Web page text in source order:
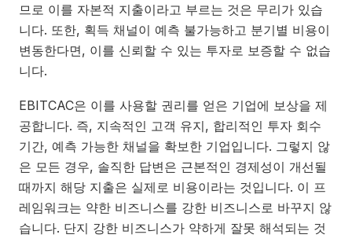
므로 이를 자본적 지출이라고 부르는 것은 무리가 있습
니다. 또한, 획득 채널이 예측 불가능하고 분기별 비용이
변동한다면, 이를 신뢰할 수 있는 투자로 보증할 수 없습
니다.
EBITCAC은 이를 사용할 권리를 얻은 기업에 보상을 제
공합니다. 즉, 지속적인 고객 유지, 합리적인 투자 회수
기간, 예측 가능한 채널을 확보한 기업입니다. 그렇지 않
은 모든 경우, 솔직한 답변은 근본적인 경제성이 개선될
때까지 해당 지출은 실제로 비용이라는 것입니다. 이 프
레임워크는 약한 비즈니스를 강한 비즈니스로 바꾸지 않
습니다. 단지 강한 비즈니스가 약하게 잘못 해석되는 것